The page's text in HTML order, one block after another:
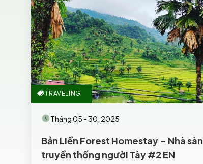
TRAVELING
Tháng 05 - 30, 2025
Bản Liền Forest Homestay – Nhà sàn
truyền thống người Tày #2 EN